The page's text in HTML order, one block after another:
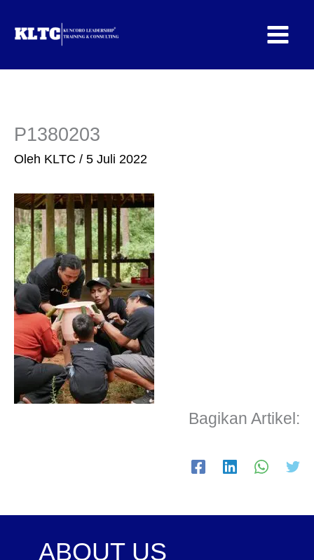
P1380203
Oleh KLTC / 5 Juli 2022
Bagikan Artikel:
ABOUT US